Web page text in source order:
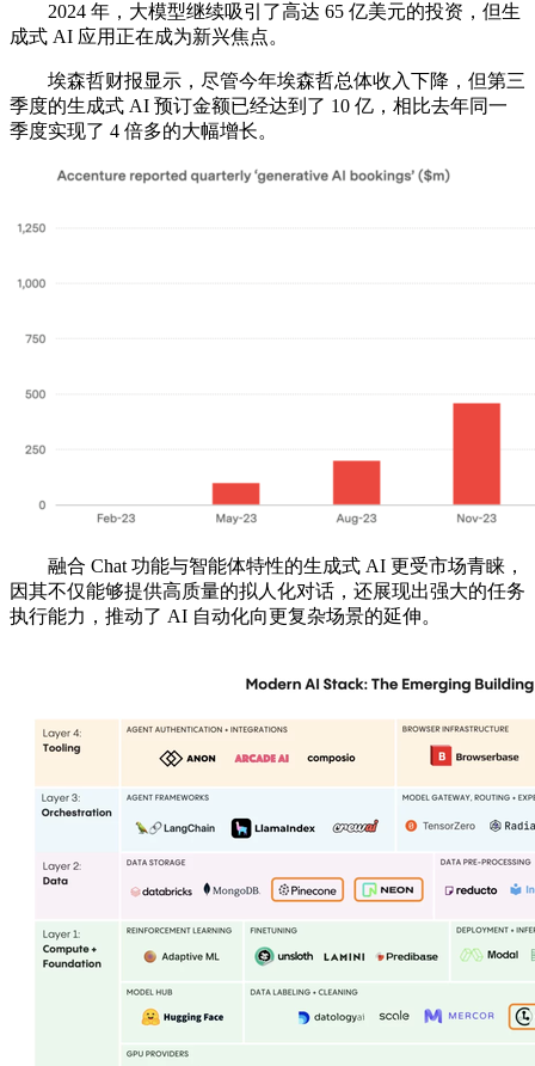
2024 年，大模型继续吸引了高达 65 亿美元的投资，但生
成式 AI 应用正在成为新兴焦点。
埃森哲财报显示，尽管今年埃森哲总体收入下降，但第三
季度的生成式 AI 预订金额已经达到了 10 亿，相比去年同一
季度实现了 4 倍多的大幅增长。
融合 Chat 功能与智能体特性的生成式 AI 更受市场青睐，
因其不仅能够提供高质量的拟人化对话，还展现出强大的任务
执行能力，推动了 AI 自动化向更复杂场景的延伸。